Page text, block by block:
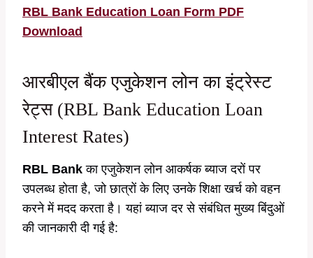
RBL Bank Education Loan Form PDF
Download
आरबीएल बैंक एजुकेशन लोन का इंट्रेस्ट
रेट्स (RBL Bank Education Loan
Interest Rates)
RBL Bank का एजुकेशन लोन आकर्षक ब्याज दरों पर
उपलब्ध होता है, जो छात्रों के लिए उनके शिक्षा खर्च को वहन
करने में मदद करता है। यहां ब्याज दर से संबंधित मुख्य बिंदुओं
की जानकारी दी गई है: